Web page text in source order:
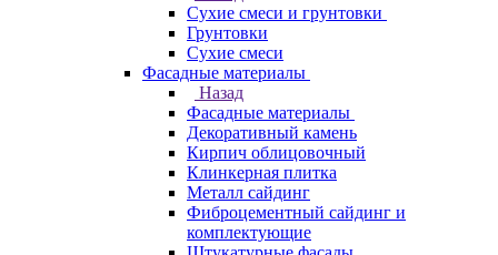
Сухие смеси и грунтовки
Грунтовки
Сухие смеси
Фасадные материалы
Назад
Фасадные материалы
Декоративный камень
Кирпич облицовочный
Клинкерная плитка
Металл сайдинг
Фиброцементный сайдинг и
комплектующие